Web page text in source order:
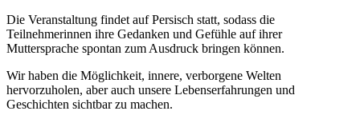
Die Veranstaltung findet auf Persisch statt, sodass die
Teilnehmerinnen ihre Gedanken und Gefühle auf ihrer
Muttersprache spontan zum Ausdruck bringen können.
Wir haben die Möglichkeit, innere, verborgene Welten
hervorzuholen, aber auch unsere Lebenserfahrungen und
Geschichten sichtbar zu machen.